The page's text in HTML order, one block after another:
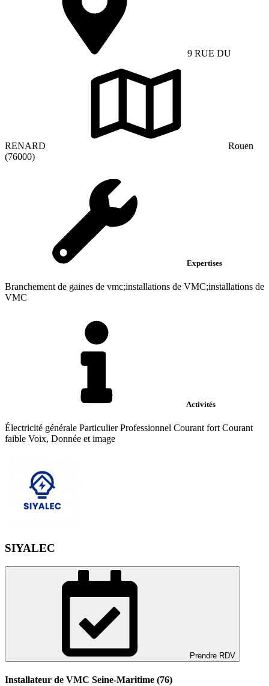
9 RUE DU
RENARD
Rouen
(76000)
Expertises
Branchement de gaines de vmc;installations de VMC;installations de
VMC
Activités
Électricité générale Particulier Professionnel Courant fort Courant
faible Voix, Donnée et image
SIYALEC
Prendre RDV
Installateur de VMC Seine-Maritime (76)